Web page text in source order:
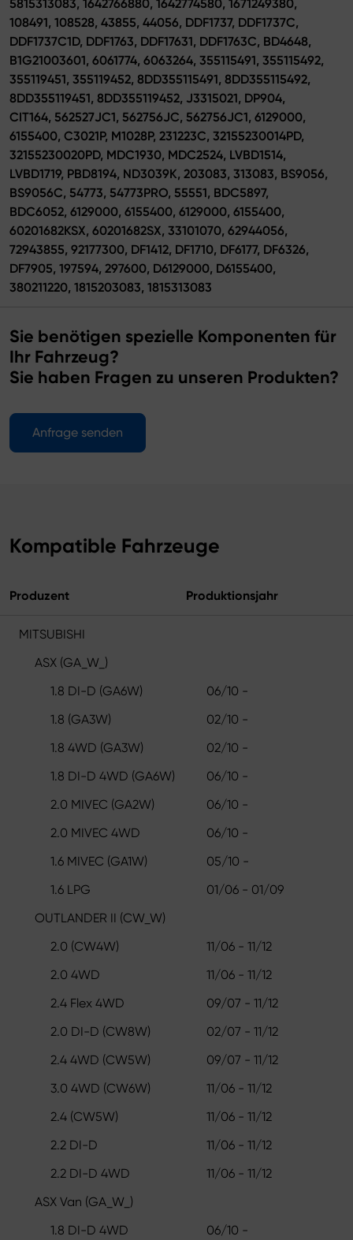
5815313083, 1642766880, 1642774580, 1671249380,
108491, 108528, 43855, 44056, DDF1737, DDF1737C,
DDF1737C1D, DDF1763, DDF17631, DDF1763C, BD4648,
B1G21003601, 6061774, 6063264, 355115491, 355115492,
355119451, 355119452, 8DD355115491, 8DD355115492,
8DD355119451, 8DD355119452, J3315021, DP904,
CIT164, 562527JC1, 562756JC, 562756JC1, 6129000,
6155400, C3021P, M1028P, 231223C, 32155230014PD,
32155230020PD, MDC1930, MDC2524, LVBD1514,
LVBD1719, PBD8194, ND3039K, 203083, 313083, BS9056,
BS9056C, 54773, 54773PRO, 55551, BDC5897,
BDC6052, 6129000, 6155400, 6129000, 6155400,
60201682KSX, 60201682SX, 33101070, 62944056,
72943855, 92177300, DF1412, DF1710, DF6177, DF6326,
DF7905, 197594, 297600, D6129000, D6155400,
380211220, 1815203083, 1815313083
Sie benötigen spezielle Komponenten für
Ihr Fahrzeug?
Sie haben Fragen zu unseren Produkten?
Anfrage senden
Kompatible Fahrzeuge
Produzent Produktionsjahr
MITSUBISHI
ASX (GA_W_)
1.8 DI-D (GA6W)
06/10 -
1.8 (GA3W)
02/10 -
1.8 4WD (GA3W)
02/10 -
1.8 DI-D 4WD (GA6W)
06/10 -
2.0 MIVEC (GA2W)
06/10 -
2.0 MIVEC 4WD
06/10 -
1.6 MIVEC (GA1W)
05/10 -
1.6 LPG
01/06 - 01/09
OUTLANDER II (CW_W)
2.0 (CW4W)
11/06 - 11/12
2.0 4WD
11/06 - 11/12
2.4 Flex 4WD
09/07 - 11/12
2.0 DI-D (CW8W)
02/07 - 11/12
2.4 4WD (CW5W)
09/07 - 11/12
3.0 4WD (CW6W)
11/06 - 11/12
2.4 (CW5W)
11/06 - 11/12
2.2 DI-D
11/06 - 11/12
2.2 DI-D 4WD
11/06 - 11/12
ASX Van (GA_W_)
1.8 DI-D 4WD
06/10 -